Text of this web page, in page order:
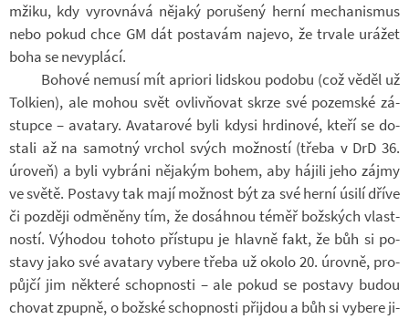
mžiku, kdy vy­rov­nává ně­jaký po­ru­šený herní me­cha­nis­mus
nebo pokud chce GM dát po­sta­vám na­jevo, že tr­vale urá­žet
boha se ne­vy­plácí.
Bo­hové ne­musí mít apri­ori lid­skou po­dobu (což věděl už
Tol­kien), ale mohou svět ovliv­ňo­vat skrze své po­zem­ské zá­
stupce – ava­tary. Ava­ta­rové byli kdysi hr­di­nové, kteří se do­
stali až na sa­motný vr­chol svých mož­ností (třeba v DrD 36.
úro­veň) a byli vy­bráni ně­ja­kým bohem, aby há­jili jeho zájmy
ve světě. Po­stavy tak mají mož­nost být za své herní úsilí dříve
či poz­ději od­mě­něny tím, že do­sáh­nou téměř bož­ských vlast­
ností. Vý­ho­dou to­hoto pří­stupu je hlavně fakt, že bůh si po­
stavy jako své ava­tary vy­bere třeba už okolo 20. úrovně, pro­
půjčí jim ně­které schop­nosti – ale pokud se po­stavy budou
cho­vat zpupně, o bož­ské schop­nosti při­jdou a bůh si vy­bere ji­